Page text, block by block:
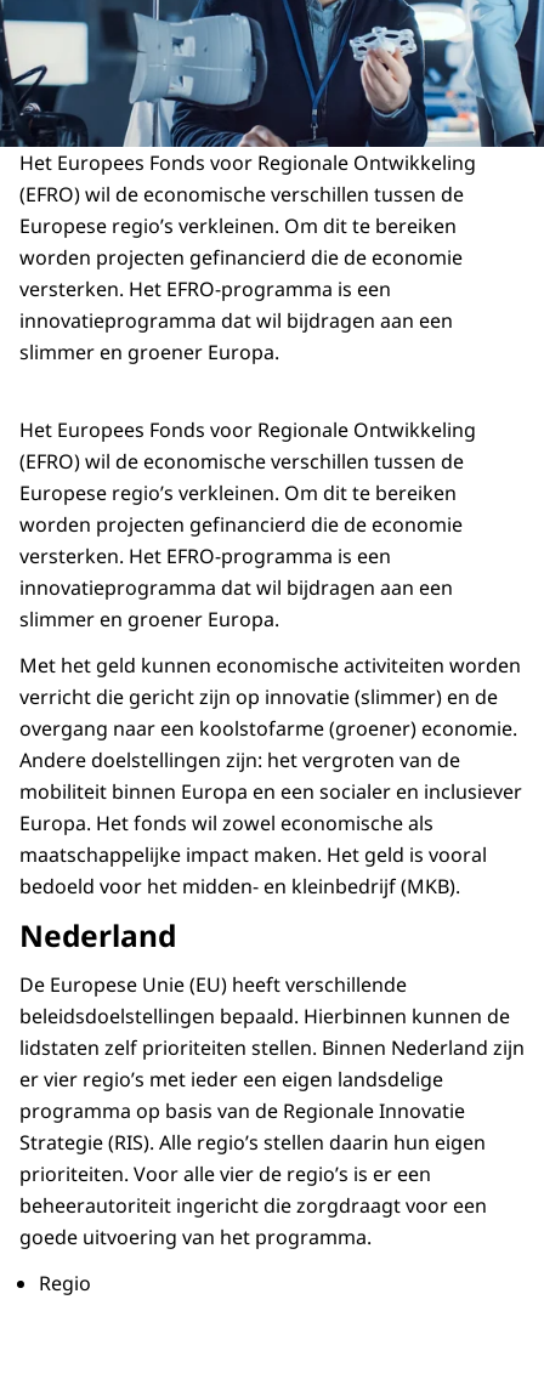
Het Europees Fonds voor Regionale Ontwikkeling
(EFRO) wil de economische verschillen tussen de
Europese regio’s verkleinen. Om dit te bereiken
worden projecten gefinancierd die de economie
versterken. Het EFRO-programma is een
innovatieprogramma dat wil bijdragen aan een
slimmer en groener Europa.
Het Europees Fonds voor Regionale Ontwikkeling
(EFRO) wil de economische verschillen tussen de
Europese regio’s verkleinen. Om dit te bereiken
worden projecten gefinancierd die de economie
versterken. Het EFRO-programma is een
innovatieprogramma dat wil bijdragen aan een
slimmer en groener Europa.
Met het geld kunnen economische activiteiten worden
verricht die gericht zijn op innovatie (slimmer) en de
overgang naar een koolstofarme (groener) economie.
Andere doelstellingen zijn: het vergroten van de
mobiliteit binnen Europa en een socialer en inclusiever
Europa. Het fonds wil zowel economische als
maatschappelijke impact maken. Het geld is vooral
bedoeld voor het midden- en kleinbedrijf (MKB).
Nederland
De Europese Unie (EU) heeft verschillende
beleidsdoelstellingen bepaald. Hierbinnen kunnen de
lidstaten zelf prioriteiten stellen. Binnen Nederland zijn
er vier regio’s met ieder een eigen landsdelige
programma op basis van de Regionale Innovatie
Strategie (RIS). Alle regio’s stellen daarin hun eigen
prioriteiten. Voor alle vier de regio’s is er een
beheerautoriteit ingericht die zorgdraagt voor een
goede uitvoering van het programma.
Regio